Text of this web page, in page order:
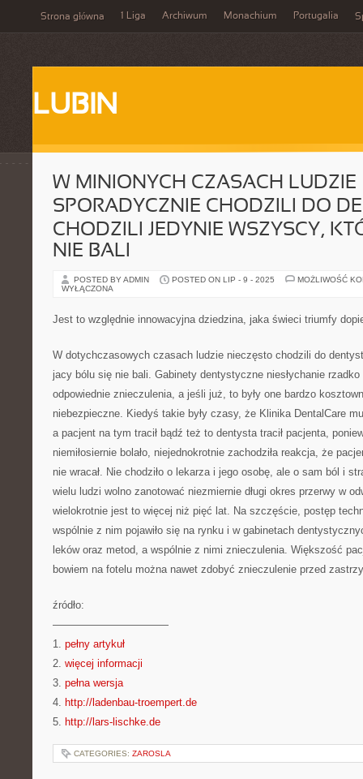
Strona główna 1 Liga Archiwum Monachium Portugalia
LUBIN
W MINIONYCH CZASACH LUDZIE
SPORADYCZNIE CHODZILI DO
CHODZILI JEDYNIE WSZYSCY,
NIE BALI
POSTED BY ADMIN POSTED ON LIP - 9 - 2025
MOŻLIWOŚĆ
WYŁĄCZONA
Jest to względnie innowacyjna dziedzina, jaka świeci triumfy
W dotychczasowych czasach ludzie nieczęsto chodzili do
jacy bólu się nie bali. Gabinety dentystyczne niesłychanie rzadko
odpowiednie znieczulenia, a jeśli już, to były one bardzo
niebezpieczne. Kiedyś takie były czasy, że Klinika DentalCare
a pacjent na tym tracił bądź też to dentysta tracił pacjenta,
niemiłosiernie bolało, niejednokrotnie zachodziła reakcja, że
nie wracał. Nie chodziło o lekarza i jego osobę, ale o sam ból i
wielu ludzi wolno zanotować niezmiernie długi okres przerwy w
wielokrotnie jest to więcej niż pięć lat. Na szczęście, postęp
wspólnie z nim pojawiło się na rynku i w gabinetach
leków oraz metod, a wspólnie z nimi znieczulenia. Większość
bowiem na fotelu można nawet zdobyć znieczulenie przed
źródło:
———————————
1. pełny artykuł
2. więcej informacji
3. pełna wersja
4. http://ladenbau-troempert.de
5. http://lars-lischke.de
CATEGORIES: ZAROSLA